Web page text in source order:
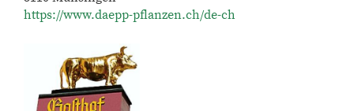
https://www.daepp-pflanzen.ch/de-ch